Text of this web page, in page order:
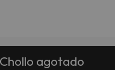
Chollo agotado